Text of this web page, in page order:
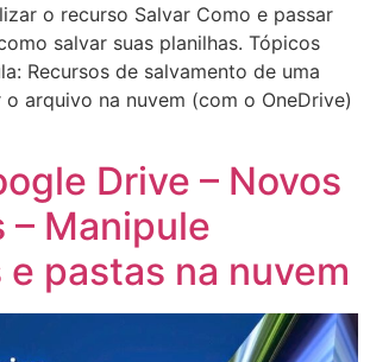
o recurso Salvar Como e passar
salvar suas planilhas. Tópicos
Recursos de salvamento de uma
arquivo na nuvem (com o OneDrive)
Drive – Novos
– Manipule
pastas na nuvem